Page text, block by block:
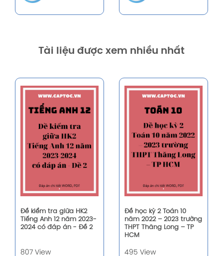
Tài liệu được xem nhiều nhất
Đề kiểm tra giữa HK2
Tiếng Anh 12 năm 2023-
2024 có đáp án - Đề 2
807 View
Đề học kỳ 2 Toán 10
năm 2022 – 2023 trường
THPT Thăng Long – TP
HCM
495 View